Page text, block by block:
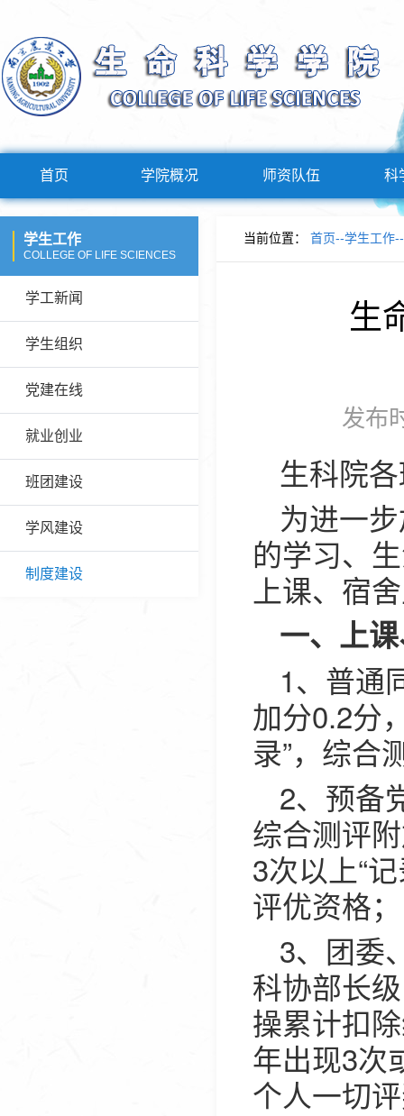
首页 学院概况 师资队伍 科
学生工作
COLLEGE OF LIFE SCIENCES
学工新闻
学生组织
党建在线
就业创业
班团建设
学风建设
制度建设
当前位置： 首页--学生工作--
生
发布
生科院
为进一
的学习、
上课、宿
一、上
1、普通
加分0.2分
录”，综合
2、预备
综合测评
3次以上“
评优资格；
3、团委
科协部长
操累计扣
年出现3次
个人一切